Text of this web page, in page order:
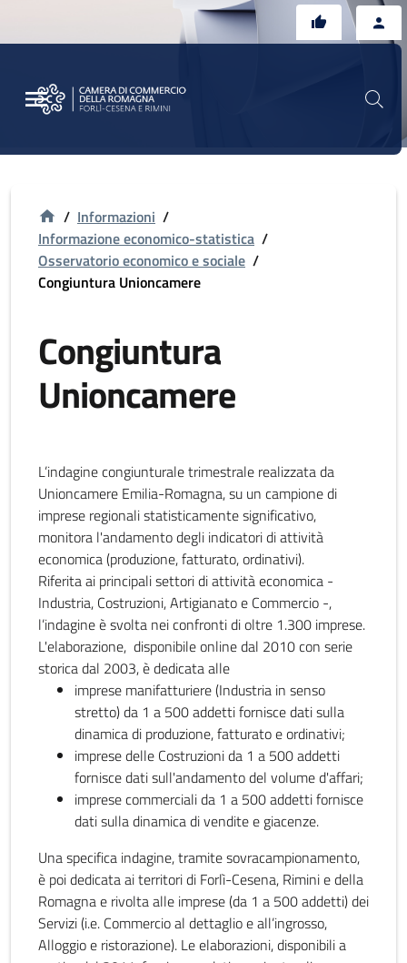
/ Informazioni /
Informazione economico-statistica /
Osservatorio economico e sociale /
Congiuntura Unioncamere
Congiuntura
Unioncamere
L’indagine congiunturale trimestrale realizzata da
Unioncamere Emilia-Romagna, su un campione di
imprese regionali statisticamente significativo,
monitora l'andamento degli indicatori di attività
economica (produzione, fatturato, ordinativi).
Riferita ai principali settori di attività economica -
Industria, Costruzioni, Artigianato e Commercio -,
l’indagine è svolta nei confronti di oltre 1.300 imprese.
L'elaborazione, disponibile online dal 2010 con serie
storica dal 2003, è dedicata alle
imprese manifatturiere (Industria in senso
stretto) da 1 a 500 addetti fornisce dati sulla
dinamica di produzione, fatturato e ordinativi;
imprese delle Costruzioni da 1 a 500 addetti
fornisce dati sull'andamento del volume d'affari;
imprese commerciali da 1 a 500 addetti fornisce
dati sulla dinamica di vendite e giacenze.
Una specifica indagine, tramite sovracampionamento,
è poi dedicata ai territori di Forlì-Cesena, Rimini e della
Romagna e rivolta alle imprese (da 1 a 500 addetti) dei
Servizi (i.e. Commercio al dettaglio e all’ingrosso,
Alloggio e ristorazione). Le elaborazioni, disponibili a